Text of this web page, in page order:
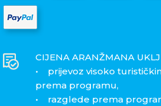
CIJENA ARANŽMANA
• prijevoz visoko
prema programu,
• razglede prema